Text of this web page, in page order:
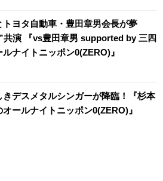
トヨタ自動車・豊田章男会長が夢
共演 『vs豊田章男 supported by 三四
ルナイトニッポン0(ZERO)』
きデスメタルシンガーが降臨！『杉本
オールナイトニッポン0(ZERO)』